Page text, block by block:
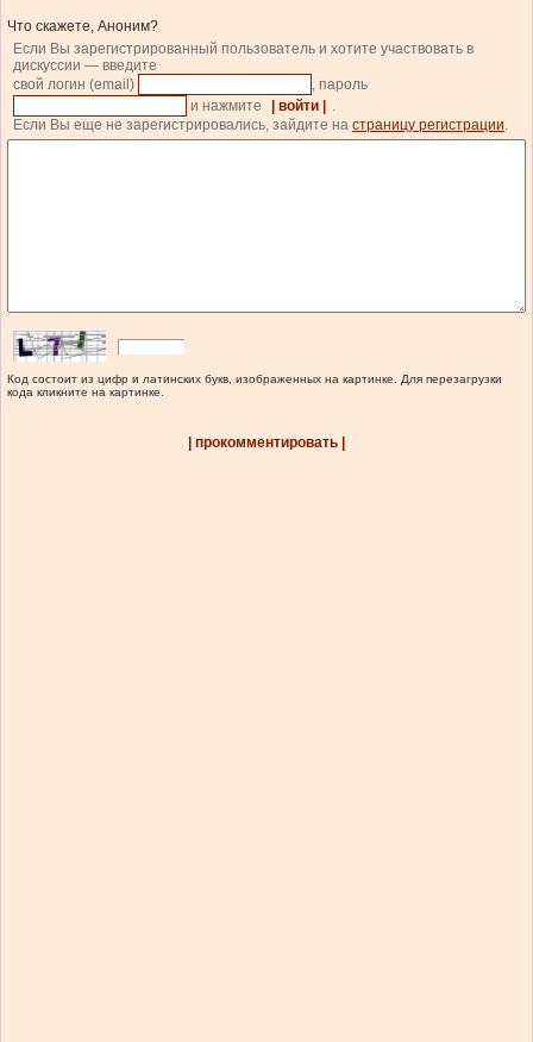
Что скажете, Аноним?
Если Вы зарегистрированный пользователь и хотите участвовать в
дискуссии — введите
свой логин (email)
, пароль
и нажмите
| войти |
.
Если Вы еще не зарегистрировались, зайдите на страницу регистрации.
Код состоит из цифр и латинских букв, изображенных на картинке. Для перезагрузки
кода кликните на картинке.
| прокомментировать |